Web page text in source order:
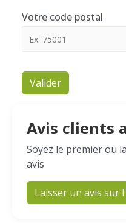
Votre code postal
Valider
Avis clients
Soyez le premier ou
avis
Laisser un avis sur